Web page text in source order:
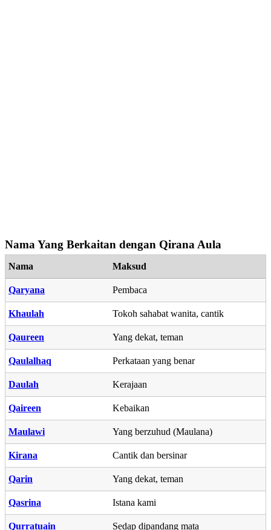
Nama Yang Berkaitan dengan Qirana Aula
Nama Maksud
Qaryana Pembaca
Khaulah Tokoh sahabat wanita, cantik
Qaureen Yang dekat, teman
Qaulalhaq Perkataan yang benar
Daulah Kerajaan
Qaireen Kebaikan
Maulawi Yang berzuhud (Maulana)
Kirana Cantik dan bersinar
Qarin Yang dekat, teman
Qasrina Istana kami
Qurratuain Sedap dipandang mata